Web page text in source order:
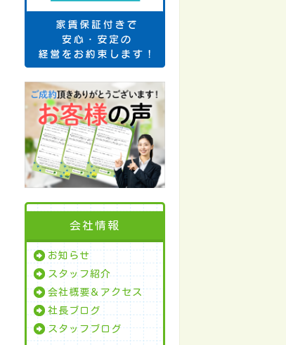
会社情報
お知らせ
スタッフ紹介
会社概要＆アクセス
社長ブログ
スタッフブログ